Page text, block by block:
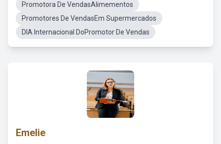
Promotora De VendasAlimementos
Promotores De VendasEm Supermercados
DIA Internacional DoPromotor De Vendas
Emelie